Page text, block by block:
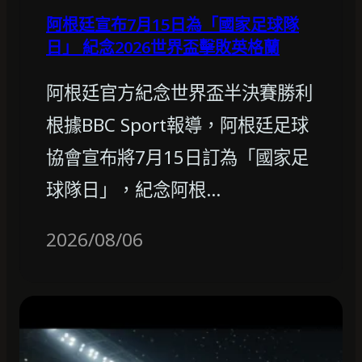
阿根廷宣布7月15日為「國家足球隊
日」 紀念2026世界盃擊敗英格蘭
阿根廷官方紀念世界盃半決賽勝利
根據BBC Sport報導，阿根廷足球
協會宣布將7月15日訂為「國家足
球隊日」，紀念阿根…
2026/08/06